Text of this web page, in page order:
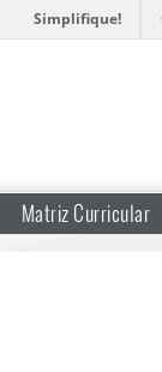
Simplifique!
Matriz Curricular